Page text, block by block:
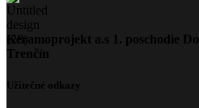
Keramoprojekt a.s 1. poschodie
Trenčín
Užitečné odkazy